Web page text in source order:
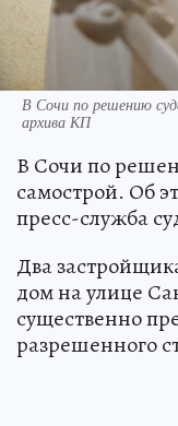
В Сочи по решению
архива КП
В Сочи по
самострой. Об
пресс-служба
Два
дом на улице
существенно
разрешенного